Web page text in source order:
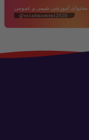
محتوای آموزشی شیمی و عمومی
@ostadmomeni2020